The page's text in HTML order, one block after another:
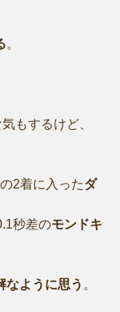
。
もするけど、
2着に入ったダ
秒差のモンドキ
なように思う 。